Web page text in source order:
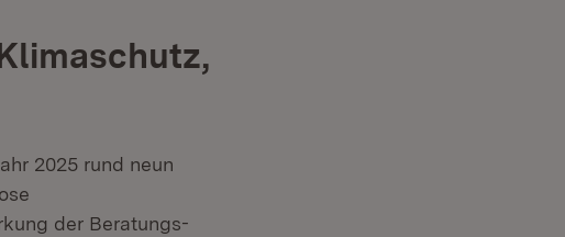
2025 rund neun
der Beratungs-